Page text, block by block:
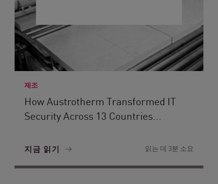
제조
How Austrotherm Transformed IT
Security Across 13 Countries...
지금 읽기 읽는 데 3분 소요